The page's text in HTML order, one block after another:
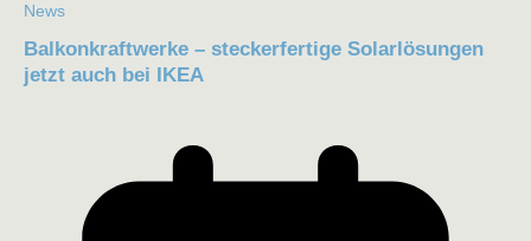
News
Balkonkraftwerke – steckerfertige Solarlösungen
jetzt auch bei IKEA